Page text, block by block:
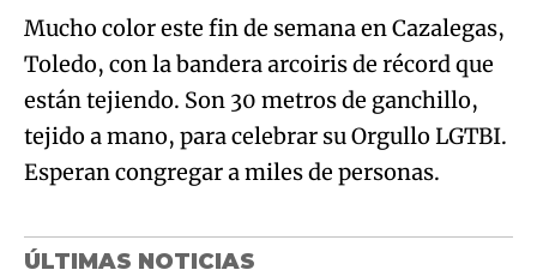
Mucho color este fin de semana en Cazalegas,
Toledo, con la bandera arcoiris de récord que
están tejiendo. Son 30 metros de ganchillo,
tejido a mano, para celebrar su Orgullo LGTBI.
Esperan congregar a miles de personas.
ÚLTIMAS NOTICIAS